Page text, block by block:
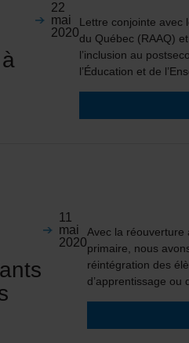
22
mai
2020
Lettre conjointe avec
du Québec (RAAQ)
l’inclusion au
l’Éducation et de
11
mai
2020
Avec la réouverture
primaire, nous
réintégration des
d’apprentissage ou